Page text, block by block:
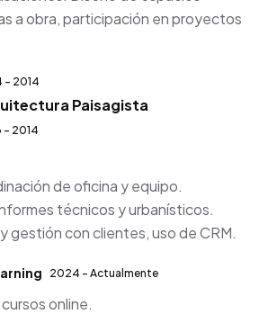
a obra, participación en proyectos
- 2014
Paisagista
- 2014
de oficina y equipo.
técnicos y urbanísticos.
gestión con clientes, uso de CRM.
2024 - Actualmente
online.